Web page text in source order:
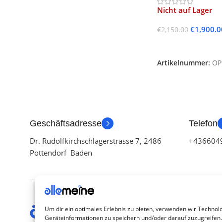
Um dir ein optimales Erlebnis zu bieten, verwenden wir
Geräteinformationen zu speichern und/oder darauf
Nicht auf Lager
€2,150.00 €
Artikelnummer:
Geschäftsadresse
Dr. Rudolfkirchschlägerstrasse 7, 2486
Pottendorf Baden
Telefon